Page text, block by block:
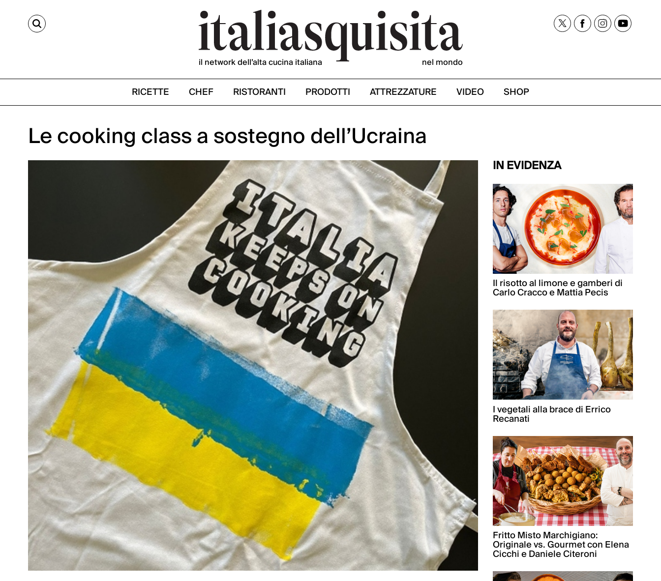
CERCA
il network dell’alta cucina italiana nel mondo
RICETTE CHEF RISTORANTI PRODOTTI ATTREZZATURE VIDEO SHOP
Le cooking class a sostegno dell’Ucraina
IN EVIDENZA
Il risotto al limone e gamberi di
Carlo Cracco e Mattia Pecis
I vegetali alla brace di Errico
Recanati
Fritto Misto Marchigiano:
Originale vs. Gourmet con Elena
Cicchi e Daniele Citeroni